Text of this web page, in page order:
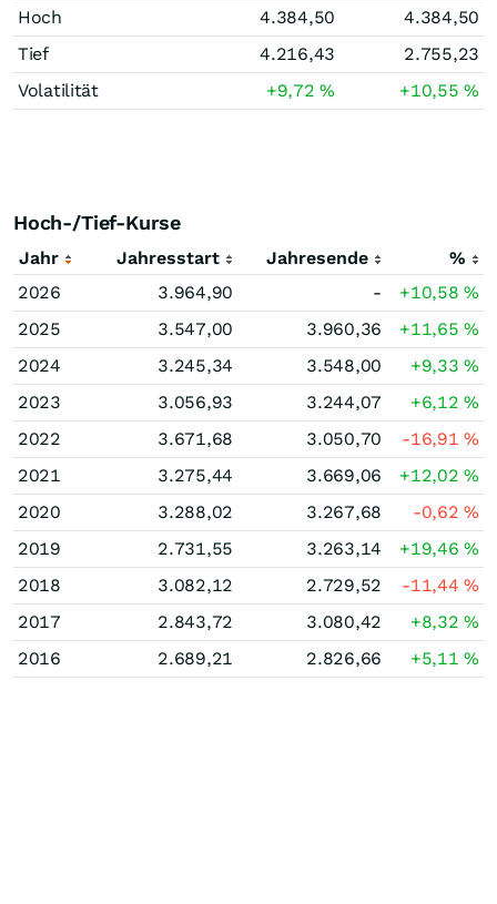
Hoch
4.384,50
4.384,50
Tief
4.216,43
2.755,23
Volatilität
+9,72% +10,55%
Hoch-/Tief-Kurse
Jahr Jahresstart Jahresende
%
2026
3.964,90 - +10,58%
2025
3.547,00 3.960,36 +11,65%
2024
3.245,34 3.548,00 +9,33%
2023
3.056,93 3.244,07 +6,12%
2022
3.671,68 3.050,70 -16,91%
2021
3.275,44 3.669,06 +12,02%
2020
3.288,02 3.267,68 -0,62%
2019
2.731,55 3.263,14 +19,46%
2018
3.082,12 2.729,52 -11,44%
2017
2.843,72 3.080,42 +8,32%
2016
2.689,21 2.826,66 +5,11%